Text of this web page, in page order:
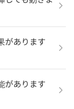
があります
があります